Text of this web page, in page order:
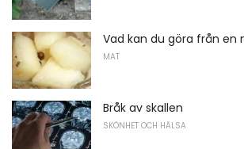
Vad kan du göra från en
MAT
Bråk av skallen
SKÖNHET OCH HÄLSA